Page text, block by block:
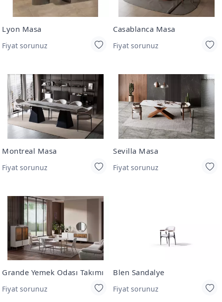
Lyon Masa
Fiyat sorunuz
Casablanca Masa
Fiyat sorunuz
Montreal Masa
Fiyat sorunuz
Sevilla Masa
Fiyat sorunuz
Grande Yemek Odası Takımı
Fiyat sorunuz
Blen Sandalye
Fiyat sorunuz